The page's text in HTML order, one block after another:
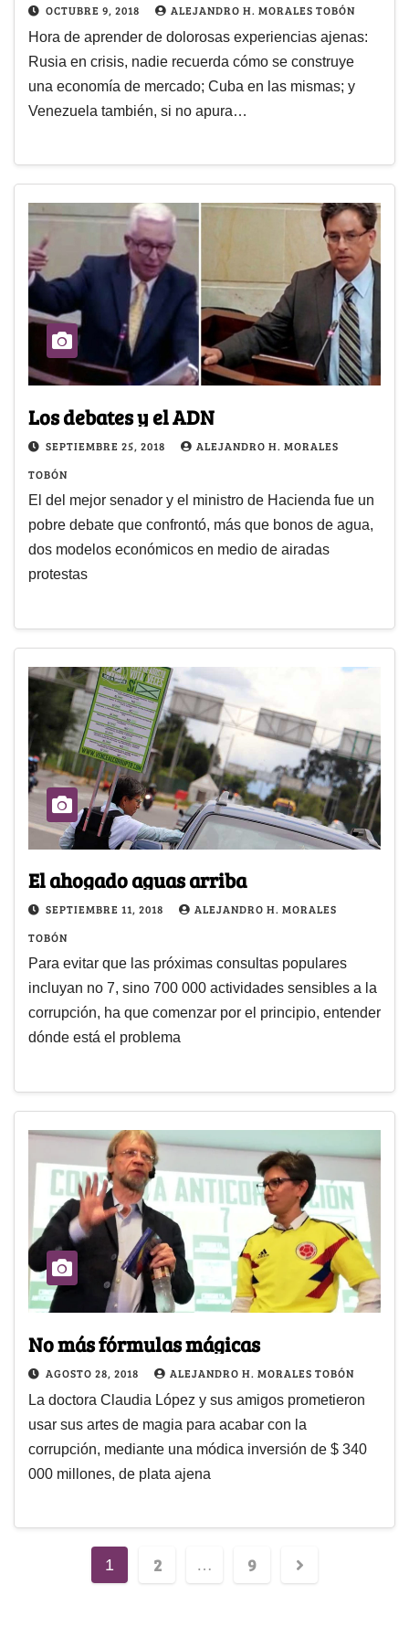
OCTUBRE 9, 2018 ALEJANDRO H. MORALES TOBÓN
Hora de aprender de dolorosas experiencias ajenas:
Rusia en crisis, nadie recuerda cómo se construye
una economía de mercado; Cuba en las mismas; y
Venezuela también, si no apura…
Los debates y el ADN
SEPTIEMBRE 25, 2018
ALEJANDRO H. MORALES
TOBÓN
El del mejor senador y el ministro de Hacienda fue un
pobre debate que confrontó, más que bonos de agua,
dos modelos económicos en medio de airadas
protestas
El ahogado aguas arriba
SEPTIEMBRE 11, 2018
ALEJANDRO H. MORALES
TOBÓN
Para evitar que las próximas consultas populares
incluyan no 7, sino 700 000 actividades sensibles a la
corrupción, ha que comenzar por el principio, entender
dónde está el problema
No más fórmulas mágicas
AGOSTO 28, 2018 ALEJANDRO H. MORALES TOBÓN
La doctora Claudia López y sus amigos prometieron
usar sus artes de magia para acabar con la
corrupción, mediante una módica inversión de $ 340
000 millones, de plata ajena
1 2 … 9